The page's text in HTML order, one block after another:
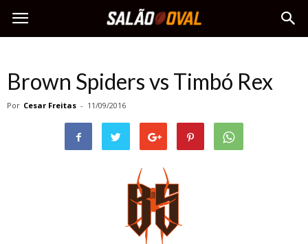
Brown Spiders vs Timbó Rex
Por Cesar Freitas - 11/09/2016